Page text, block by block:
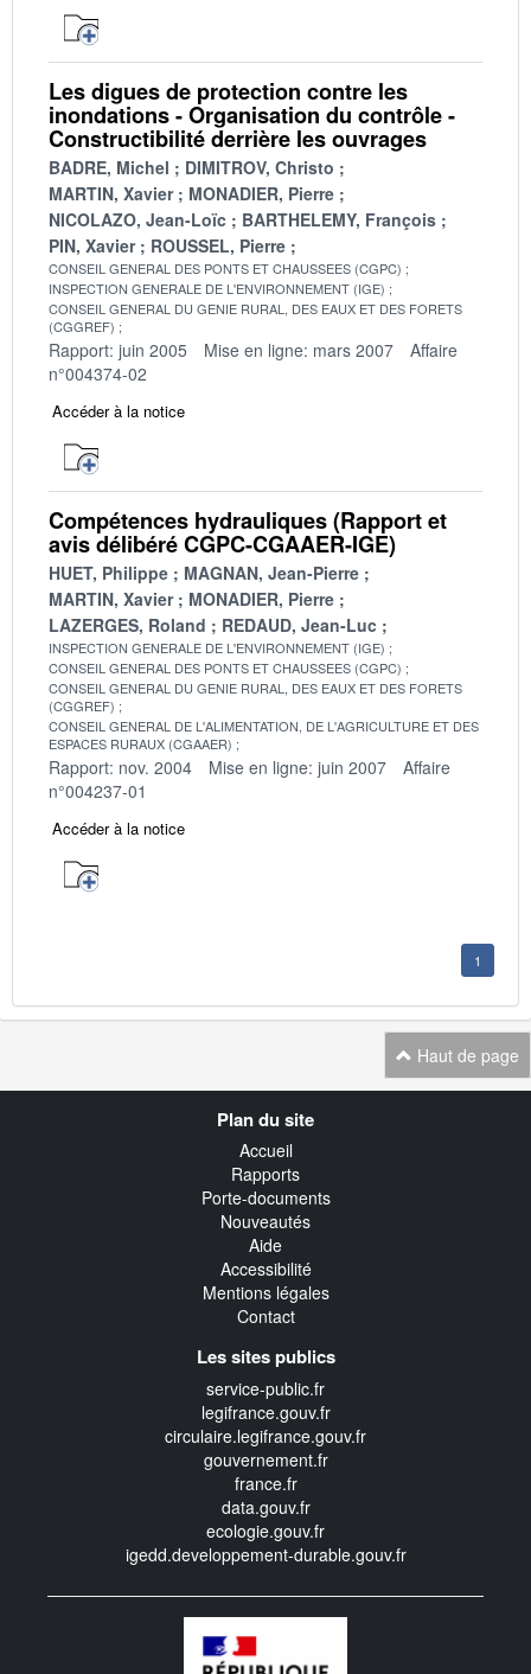
Les digues de protection contre les
inondations - Organisation du contrôle -
Constructibilité derrière les ouvrages
BADRE, Michel
DIMITROV, Christo
MARTIN, Xavier
MONADIER, Pierre
NICOLAZO, Jean-Loïc
BARTHELEMY, François
PIN, Xavier
ROUSSEL, Pierre
CONSEIL GENERAL DES PONTS ET CHAUSSEES (CGPC)
INSPECTION GENERALE DE L'ENVIRONNEMENT (IGE)
CONSEIL GENERAL DU GENIE RURAL, DES EAUX ET DES FORETS
(CGGREF)
Rapport: juin 2005 Mise en ligne: mars 2007
Affaire
n°004374-02
Accéder à la notice
Compétences hydrauliques (Rapport et
avis délibéré CGPC-CGAAER-IGE)
HUET, Philippe
MAGNAN, Jean-Pierre
MARTIN, Xavier
MONADIER, Pierre
LAZERGES, Roland
REDAUD, Jean-Luc
INSPECTION GENERALE DE L'ENVIRONNEMENT (IGE)
CONSEIL GENERAL DES PONTS ET CHAUSSEES (CGPC)
CONSEIL GENERAL DU GENIE RURAL, DES EAUX ET DES FORETS
(CGGREF)
CONSEIL GENERAL DE L'ALIMENTATION, DE L'AGRICULTURE ET DES
ESPACES RURAUX (CGAAER)
Rapport: nov. 2004 Mise en ligne: juin 2007
Affaire
n°004237-01
Accéder à la notice
1
Haut de page
Plan du site
Accueil
Rapports
Porte-documents
Nouveautés
Aide
Accessibilité
Mentions légales
Contact
Les sites publics
service-public.fr
legifrance.gouv.fr
circulaire.legifrance.gouv.fr
gouvernement.fr
france.fr
data.gouv.fr
ecologie.gouv.fr
igedd.developpement-durable.gouv.fr